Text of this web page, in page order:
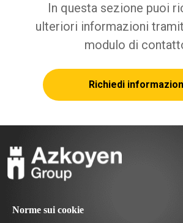
In questa sezione puoi
ulteriori informazioni
modulo di
Richiedi
Norme sui cookie